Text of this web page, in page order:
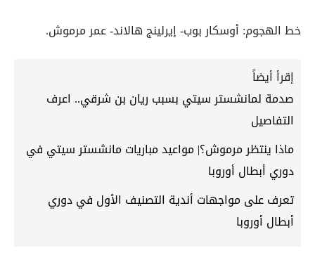
خط الهجوم: أوسكار بوب- إيرلينج هالاند- عمر مرموش.
إقرأ أيضاً
صدمة لمانشستر سيتي بسبب ريان بن شرقي.. اعرف
التفاصيل
ماذا ينتظر مرموش؟| مواعيد مباريات مانشستر سيتي في
دوري أبطال أوروبا
تعرف على مواجهات أندية التصنيف الأول في دوري
أبطال أوروبا